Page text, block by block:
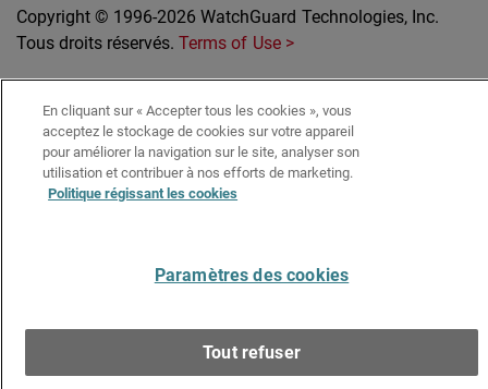
Copyright © 1996-2026 WatchGuard Technologies, Inc.
Tous droits réservés.Terms of Use >
En cliquant sur « Accepter tous les cookies », vous
acceptez le stockage de cookies sur votre appareil
pour améliorer la navigation sur le site, analyser son
utilisation et contribuer à nos efforts de marketing.
Politique régissant les cookies
Paramètres des cookies
Tout refuser